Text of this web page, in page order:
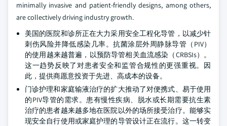
minimally invasive and patient-friendly designs, among others,
are collectively driving industry growth.
美国的医院和诊所正在大力采用安全工程化导管，以减少针
刺伤风险并降低感染几率。抗菌涂层外周静脉导管（PIV）
的使用越来越普遍，以预防导管相关血流感染（CRBSIs）。
这一趋势反映了对患者安全和监管合规性的更强重视。因
此，提供商愿意投资于先进、高成本的设备。
门诊护理和家庭输液治疗的扩大推动了对便携式、易于使用
的PIV导管的需求。患有慢性疾病、脱水或长期需要抗生素
治疗的患者越来越多地在医院以外的场所接受治疗。能够实
现安全自行使用或家庭护理的导管设计正在流行。这一转变